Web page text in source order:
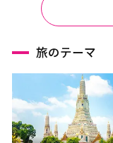
旅のテーマ